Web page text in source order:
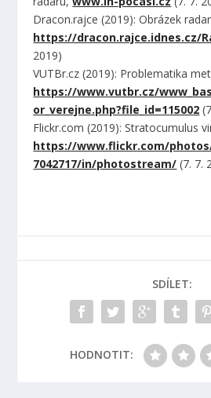
Dracon.rajce (2019): Obrázek
https://dracon.rajce.idnes.cz/
2019)
VUTBr.cz (2019): Problematika
https://www.vutbr.cz/
or_verejne.php?file_id=115002
Flickr.com (2019): Stratocumulus
https://www.flickr.com/
7042717/in/photostream/ (7. 7.
SDÍLET:
HODNOTIT: